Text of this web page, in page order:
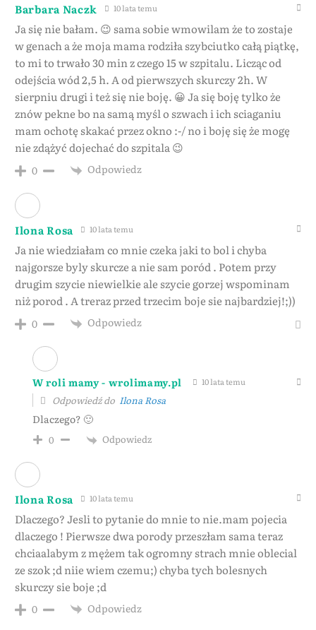
Barbara Naczk 10 lata temu
Ja się nie bałam. 😉 sama sobie wmowilam że to zostaje
w genach a że moja mama rodziła szybciutko całą piątkę,
to mi to trwało 30 min z czego 15 w szpitalu. Licząc od
odejścia wód 2,5 h. A od pierwszych skurczy 2h. W
sierpniu drugi i też się nie boję. 😀 Ja się boję tylko że
znów pekne bo na samą myśl o szwach i ich sciaganiu
mam ochotę skakać przez okno :-/ no i boję się że mogę
nie zdążyć dojechać do szpitala 😉
0 Odpowiedz
Ilona Rosa 10 lata temu
Ja nie wiedziałam co mnie czeka jaki to bol i chyba
najgorsze byly skurcze a nie sam poród . Potem przy
drugim szycie niewielkie ale szycie gorzej wspominam
niż porod . A treraz przed trzecim boje sie najbardziej!;))
0 Odpowiedz
W roli mamy - wrolimamy.pl 10 lata temu
Odpowiedź do Ilona Rosa
Dlaczego? 🙂
0 Odpowiedz
Ilona Rosa 10 lata temu
Dlaczego? Jesli to pytanie do mnie to nie.mam pojecia
dlaczego ! Pierwsze dwa porody przeszłam sama teraz
chciaalabym z mężem tak ogromny strach mnie oblecial
ze szok ;d niie wiem czemu;) chyba tych bolesnych
skurczy sie boje ;d
0 Odpowiedz